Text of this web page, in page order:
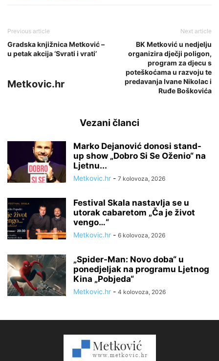
Previous article
Gradska knjižnica Metković –
u petak akcija ‘Svrati i vrati’
Next article
BK Metković u nedjelju
organizira dječji poligon,
program za djecu s
poteškoćama u razvoju te
predavanja Ivane Nikolac i
Ruđe Boškovića
Metkovic.hr
Vezani članci
Marko Dejanović donosi stand-
up show „Dobro Si Se Oženio“ na
Ljetnu...
Metkovic.hr - 7 kolovoza, 2026
Festival Skala nastavlja se u
utorak cabaretom „Ča je život
vengo…“
Metkovic.hr - 6 kolovoza, 2026
„Spider-Man: Novo doba“ u
ponedjeljak na programu Ljetnog
Kina „Pobjeda“
Metkovic.hr - 4 kolovoza, 2026